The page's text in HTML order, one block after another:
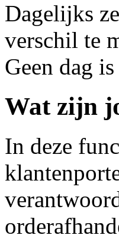
Dagelijks
verschil te
Geen dag
Wat zijn
In deze